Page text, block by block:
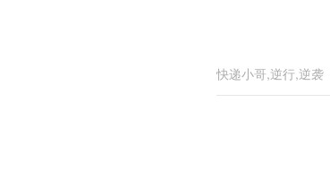
快递小哥,逆行,逆袭